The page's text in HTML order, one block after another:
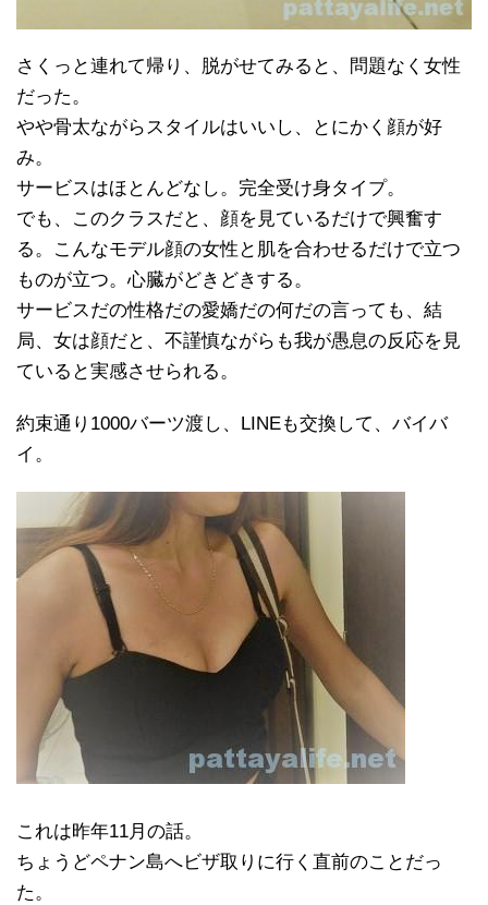
さくっと連れて帰り、脱がせてみると、問題なく女性
だった。
やや骨太ながらスタイルはいいし、とにかく顔が好
み。
サービスはほとんどなし。完全受け身タイプ。
でも、このクラスだと、顔を見ているだけで興奮す
る。こんなモデル顔の女性と肌を合わせるだけで立つ
ものが立つ。心臓がどきどきする。
サービスだの性格だの愛嬌だの何だの言っても、結
局、女は顔だと、不謹慎ながらも我が愚息の反応を見
ていると実感させられる。
約束通り1000バーツ渡し、LINEも交換して、バイバ
イ。
これは昨年11月の話。
ちょうどペナン島へビザ取りに行く直前のことだっ
た。